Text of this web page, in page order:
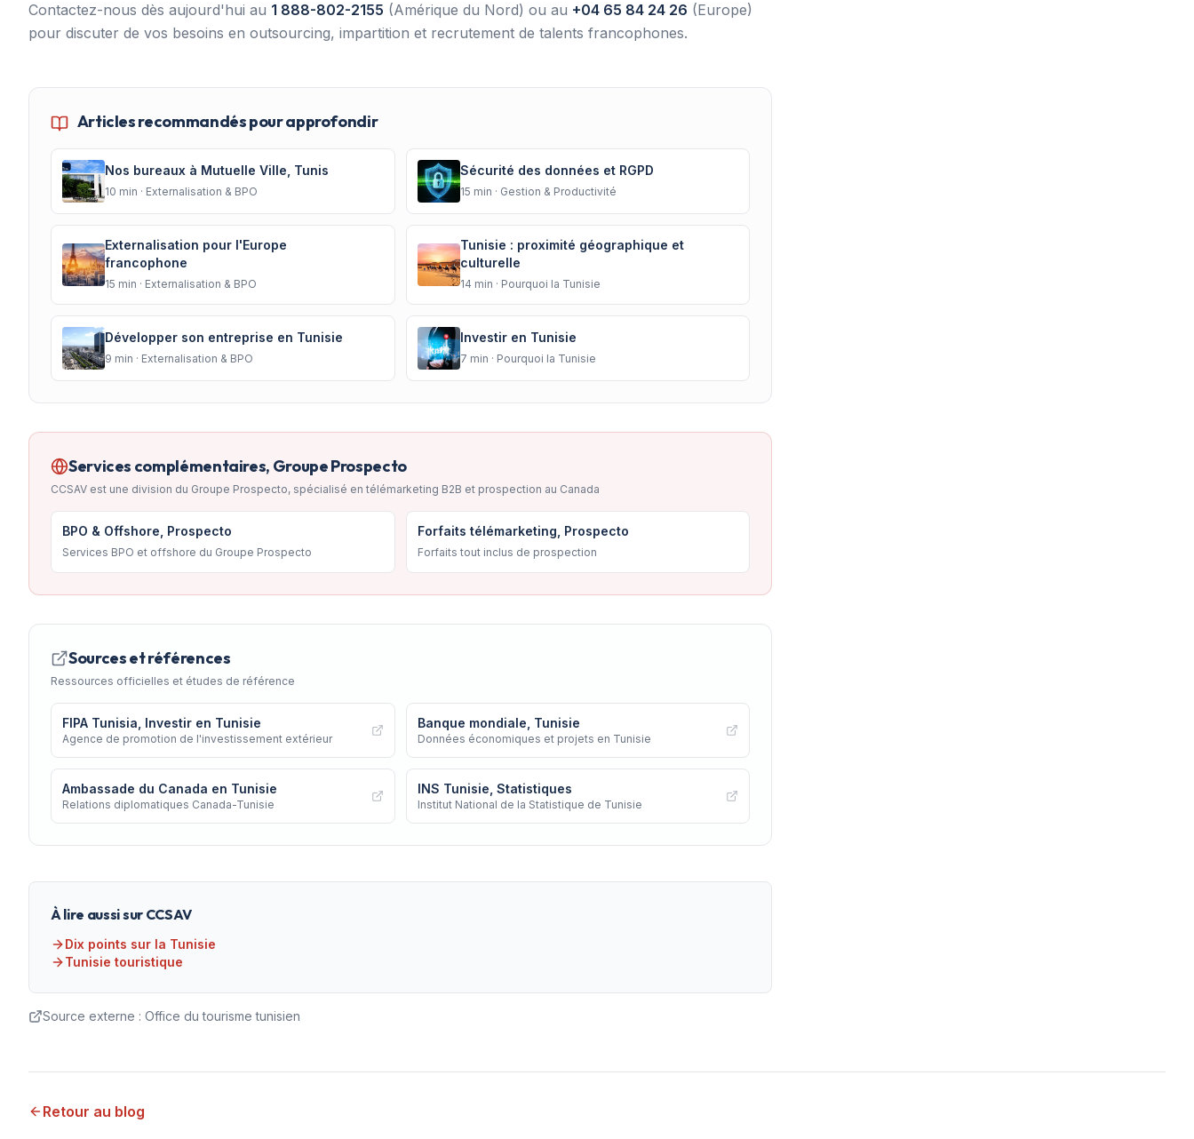
Contactez-nous dès aujourd'hui au 1 888-802-2155 (Amérique du Nord) ou au +04 65 84 24 26 (Europe)
pour discuter de vos besoins en outsourcing, impartition et recrutement de talents francophones.
Articles recommandés pour approfondir
Nos bureaux à Mutuelle Ville, Tunis
10 min · Externalisation & BPO
Sécurité des données et RGPD
15 min · Gestion & Productivité
Externalisation pour l'Europe
francophone
15 min · Externalisation & BPO
Tunisie : proximité géographique et
culturelle
14 min · Pourquoi la Tunisie
Développer son entreprise en Tunisie
9 min · Externalisation & BPO
Investir en Tunisie
7 min · Pourquoi la Tunisie
Services complémentaires, Groupe Prospecto
CCSAV est une division du Groupe Prospecto, spécialisé en télémarketing B2B et prospection au Canada
BPO & Offshore, Prospecto
Services BPO et offshore du Groupe Prospecto
Forfaits télémarketing, Prospecto
Forfaits tout inclus de prospection
Sources et références
Ressources officielles et études de référence
FIPA Tunisia, Investir en Tunisie
Agence de promotion de l'investissement extérieur
Banque mondiale, Tunisie
Données économiques et projets en Tunisie
Ambassade du Canada en Tunisie
Relations diplomatiques Canada-Tunisie
INS Tunisie, Statistiques
Institut National de la Statistique de Tunisie
À lire aussi sur CCSAV
Dix points sur la Tunisie
Tunisie touristique
Source externe : Office du tourisme tunisien
Retour au blog